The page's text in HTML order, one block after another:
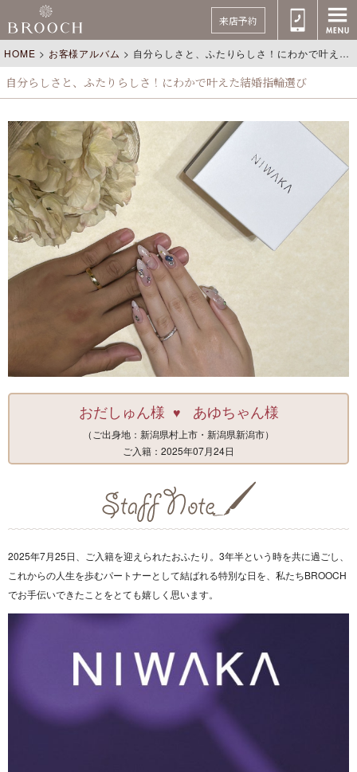
来店予約
HOME > お客様アルバム > 自分らしさと、ふたりらしさ！にわかで叶えた結婚指輪選び
自分らしさと、ふたりらしさ！にわかで叶えた結婚指輪選び
おだしゅん様 ♥ あゆちゃん様
（ご出身地：新潟県村上市・新潟県新潟市）
ご入籍：2025年07月24日
2025年7月25日、ご入籍を迎えられたおふたり。3年半という時を共に過ごし、
これからの人生を歩むパートナーとして結ばれる特別な日を、私たちBROOCH
でお手伝いできたことをとても嬉しく思います。